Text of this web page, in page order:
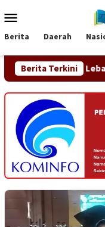
ke
kontenMobile
Berita Daerah
Berita Terkini
Lebak dalam